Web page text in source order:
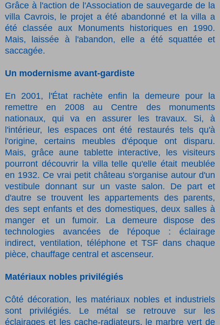
Grâce à l'action de l'Association de sauvegarde de la
villa Cavrois, le projet a été abandonné et la villa a
été classée aux Monuments historiques en 1990.
Mais, laissée à l'abandon, elle a été squattée et
saccagée.
Un modernisme avant-gardiste
En 2001, l'État rachète enfin la demeure pour la
remettre en 2008 au Centre des monuments
nationaux, qui va en assurer les travaux. Si, à
l'intérieur, les espaces ont été restaurés tels qu'à
l'origine, certains meubles d'époque ont disparu.
Mais, grâce aune tablette interactive, les visiteurs
pourront découvrir la villa telle qu'elle était meublée
en 1932. Ce vrai petit château s'organise autour d'un
vestibule donnant sur un vaste salon. De part et
d'autre se trouvent les appartements des parents,
des sept enfants et des domestiques, deux salles à
manger et un fumoir. La demeure dispose des
technologies avancées de l'époque : éclairage
indirect, ventilation, téléphone et TSF dans chaque
pièce, chauffage central et ascenseur.
Matériaux nobles privilégiés
Côté décoration, les matériaux nobles et industriels
sont privilégiés. Le métal se retrouve sur les
éclairages et les cache-radiateurs, le marbre vert de